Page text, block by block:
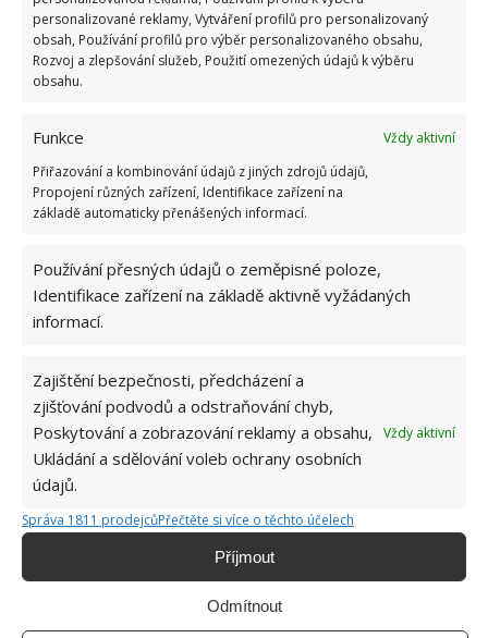
personalizované reklamy, Vytváření profilů pro personalizovaný
obsah, Používání profilů pro výběr personalizovaného obsahu,
Rozvoj a zlepšování služeb, Použití omezených údajů k výběru
obsahu.
Funkce
Vždy aktivní
Přiřazování a kombinování údajů z jiných zdrojů údajů,
Propojení různých zařízení, Identifikace zařízení na
základě automaticky přenášených informací.
Používání přesných údajů o zeměpisné poloze,
Identifikace zařízení na základě aktivně vyžádaných
informací.
Zajištění bezpečnosti, předcházení a
zjišťování podvodů a odstraňování chyb,
Poskytování a zobrazování reklamy a obsahu,
Ukládání a sdělování voleb ochrany osobních
údajů.
Vždy aktivní
Správa 1811 prodejcůPřečtěte si více o těchto účelech
Příjmout
Odmítnout
V případě, že jsou nohy různých délek, seřízněte je.
hrany můžete zabrousit smirkovým papírem.